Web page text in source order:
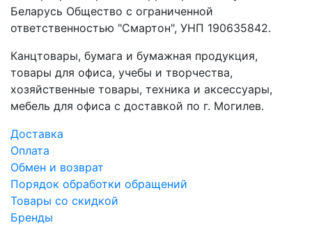
Беларусь Общество с ограниченной
ответственностью "Смартон", УНП 190635842.
Канцтовары, бумага и бумажная продукция,
товары для офиса, учебы и творчества,
хозяйственные товары, техника и аксессуары,
мебель для офиса с доставкой по г. Могилев.
Доставка
Оплата
Обмен и возврат
Порядок обработки обращений
Товары со скидкой
Бренды